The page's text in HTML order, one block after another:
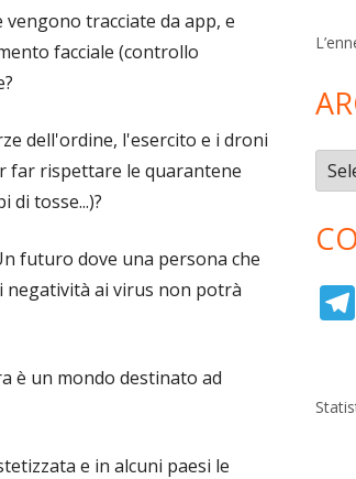
tracciate da app, e
facciale (controllo
dell'ordine, l'esercito e i droni
far rispettare le quarantene
di tosse...)?
futuro dove una persona che
negatività ai virus non potrà
è un mondo destinato ad
e in alcuni paesi le